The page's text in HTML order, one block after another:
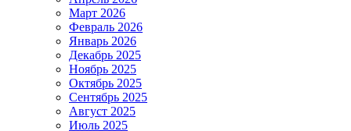
Март 2026
Февраль 2026
Январь 2026
Декабрь 2025
Ноябрь 2025
Октябрь 2025
Сентябрь 2025
Август 2025
Июль 2025